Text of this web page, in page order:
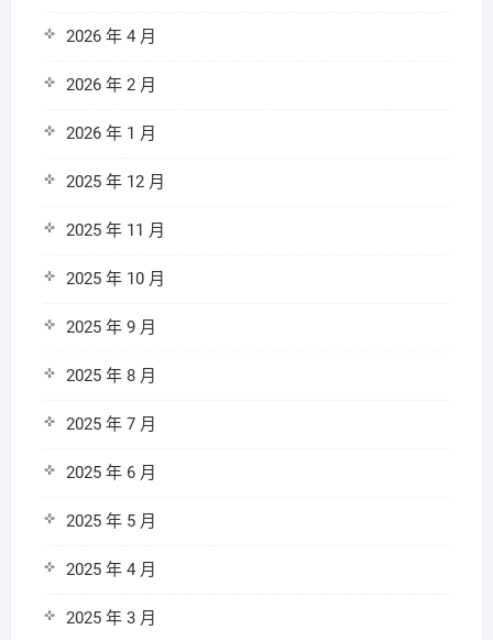
2026 年 4 月
2026 年 2 月
2026 年 1 月
2025 年 12 月
2025 年 11 月
2025 年 10 月
2025 年 9 月
2025 年 8 月
2025 年 7 月
2025 年 6 月
2025 年 5 月
2025 年 4 月
2025 年 3 月